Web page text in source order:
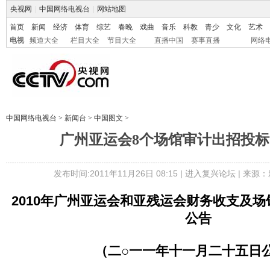
央视网 中国网络电视台 网站地图
首页 新闻 经济 体育 综艺 春晚 戏曲 音乐 科教 青少 文化
艺术
电视
频道大全 栏目大全 节目大全 直播中国 赛事直播 网络
中国网络电视台 > 新闻台 > 中国图文 >
广州亚运会8个场馆审计出招投
发布时间:2011年11月26日 08:15 | 进入复兴论坛| 来源
2010年广州亚运会和亚残运会财务收支及
公告
（二○一一年十一月二十五日